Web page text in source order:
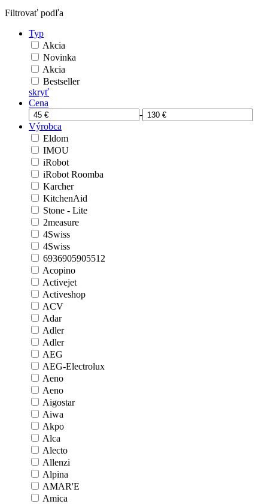
Filtrovať podľa
Typ
Akcia
Novinka
Akcia
Bestseller
skryť
Cena
-
Výrobca
Eldom
IMOU
iRobot
iRobot Roomba
Karcher
KitchenAid
Stone - Lite
2measure
4Swiss
4Swiss
6936905905512
Acopino
Activejet
Activeshop
ACV
Adar
Adler
Adler
AEG
AEG-Electrolux
Aeno
Aeno
Aigostar
Aiwa
Akpo
Alca
Alecto
Allenzi
Alpina
AMAR'E
Amica